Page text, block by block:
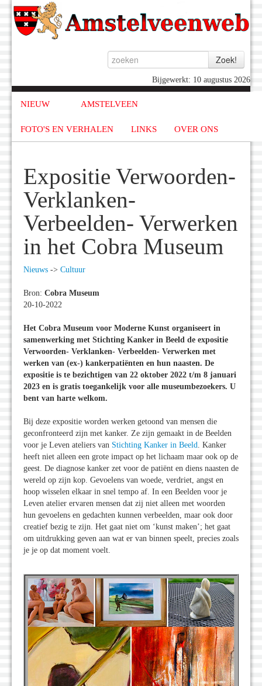
Bijgewerkt: 10 augustus 2026
NIEUW AMSTELVEEN
FOTO'S EN VERHALEN LINKS OVER ONS
Expositie Verwoorden-
Verklanken-
Verbeelden- Verwerken
in het Cobra Museum
Nieuws -> Cultuur
Bron: Cobra Museum
20-10-2022
Het Cobra Museum voor Moderne Kunst organiseert in
samenwerking met Stichting Kanker in Beeld de expositie
Verwoorden- Verklanken- Verbeelden- Verwerken met
werken van (ex-) kankerpatiënten en hun naasten. De
expositie is te bezichtigen van 22 oktober 2022 t/m 8 januari
2023 en is gratis toegankelijk voor alle museumbezoekers. U
bent van harte welkom.
Bij deze expositie worden werken getoond van mensen die
geconfronteerd zijn met kanker. Ze zijn gemaakt in de Beelden
voor je Leven ateliers van Stichting Kanker in Beeld. Kanker
heeft niet alleen een grote impact op het lichaam maar ook op de
geest. De diagnose kanker zet voor de patiënt en diens naasten de
wereld op zijn kop. Gevoelens van woede, verdriet, angst en
hoop wisselen elkaar in snel tempo af. In een Beelden voor je
Leven atelier ervaren mensen dat zij niet alleen met woorden
hun gevoelens en gedachten kunnen verbeelden, maar ook door
creatief bezig te zijn. Het gaat niet om ‘kunst maken’; het gaat
om uitdrukking geven aan wat er van binnen speelt, precies zoals
je je op dat moment voelt.